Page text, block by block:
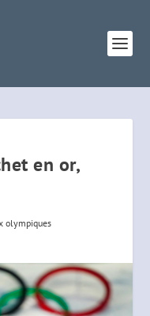
en or,
olympiques